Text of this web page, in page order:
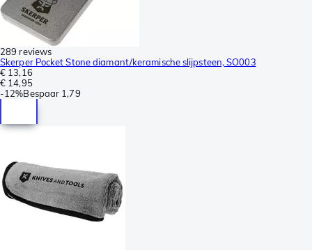
289 reviews
Skerper Pocket Stone diamant/keramische slijpsteen, SO003
€ 13,16
€ 14,95
-12%Bespaar 1,79